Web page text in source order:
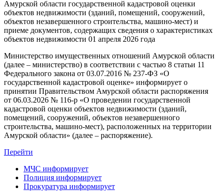
Амурской области государственной кадастровой оценки
объектов недвижимости (зданий, помещений, сооружений,
объектов незавершенного строительства, машино-мест) и
приеме документов, содержащих сведения о характеристиках
объектов недвижимости 01 апреля 2026 года
Министерство имущественных отношений Амурской области
(далее – министерство) в соответствии с частью 8 статьи 11
Федерального закона от 03.07.2016 № 237-ФЗ «О
государственной кадастровой оценке» информирует о
принятии Правительством Амурской области распоряжения
от 06.03.2026 № 116-р «О проведении государственной
кадастровой оценки объектов недвижимости (зданий,
помещений, сооружений, объектов незавершенного
строительства, машино-мест), расположенных на территории
Амурской области» (далее – распоряжение).
Перейти
МЧС информирует
Полиция информирует
Прокуратура информирует